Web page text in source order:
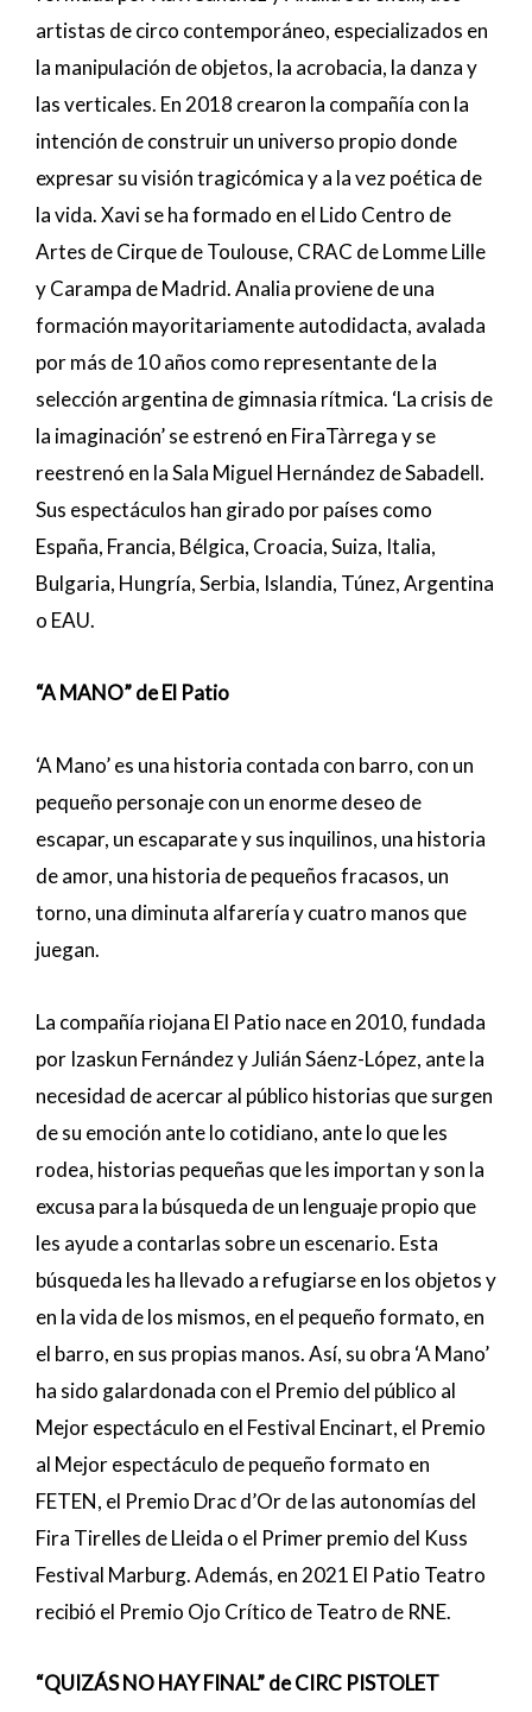
artistas de circo contemporáneo, especializados en
la manipulación de objetos, la acrobacia, la danza y
las verticales. En 2018 crearon la compañía con la
intención de construir un universo propio donde
expresar su visión tragicómica y a la vez poética de
la vida. Xavi se ha formado en el Lido Centro de
Artes de Cirque de Toulouse, CRAC de Lomme Lille
y Carampa de Madrid. Analia proviene de una
formación mayoritariamente autodidacta, avalada
por más de 10 años como representante de la
selección argentina de gimnasia rítmica. ‘La crisis de
la imaginación’ se estrenó en FiraTàrrega y se
reestrenó en la Sala Miguel Hernández de Sabadell.
Sus espectáculos han girado por países como
España, Francia, Bélgica, Croacia, Suiza, Italia,
Bulgaria, Hungría, Serbia, Islandia, Túnez, Argentina
o EAU.
“A MANO” de El Patio
‘A Mano’ es una historia contada con barro, con un
pequeño personaje con un enorme deseo de
escapar, un escaparate y sus inquilinos, una historia
de amor, una historia de pequeños fracasos, un
torno, una diminuta alfarería y cuatro manos que
juegan.
La compañía riojana El Patio nace en 2010, fundada
por Izaskun Fernández y Julián Sáenz-López, ante la
necesidad de acercar al público historias que surgen
de su emoción ante lo cotidiano, ante lo que les
rodea, historias pequeñas que les importan y son la
excusa para la búsqueda de un lenguaje propio que
les ayude a contarlas sobre un escenario. Esta
búsqueda les ha llevado a refugiarse en los objetos y
en la vida de los mismos, en el pequeño formato, en
el barro, en sus propias manos. Así, su obra ‘A Mano’
ha sido galardonada con el Premio del público al
Mejor espectáculo en el Festival Encinart, el Premio
al Mejor espectáculo de pequeño formato en
FETEN, el Premio Drac d’Or de las autonomías del
Fira Tirelles de Lleida o el Primer premio del Kuss
Festival Marburg. Además, en 2021 El Patio Teatro
recibió el Premio Ojo Crítico de Teatro de RNE.
“QUIZÁS NO HAY FINAL” de CIRC PISTOLET